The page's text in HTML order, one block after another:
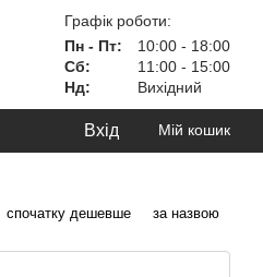
Графік роботи:
Пн - Пт:
10:00 - 18:00
Сб:
11:00 - 15:00
Нд:
Вихідний
Вхід Мій кошик
спочатку дешевше за назвою